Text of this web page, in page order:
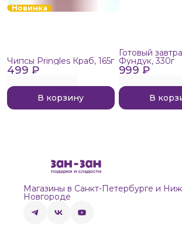
Новинка
499 ₽
Чипсы Pringles Краб, 165г
В корзину
999 ₽
Готовый
Фундук, 330г
В
Магазины в Санкт-Петербурге и
Новгороде